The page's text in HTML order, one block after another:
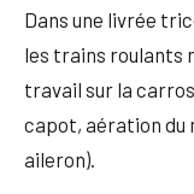
Dans une livrée
les trains roulants
travail sur la
capot, aération du
aileron).